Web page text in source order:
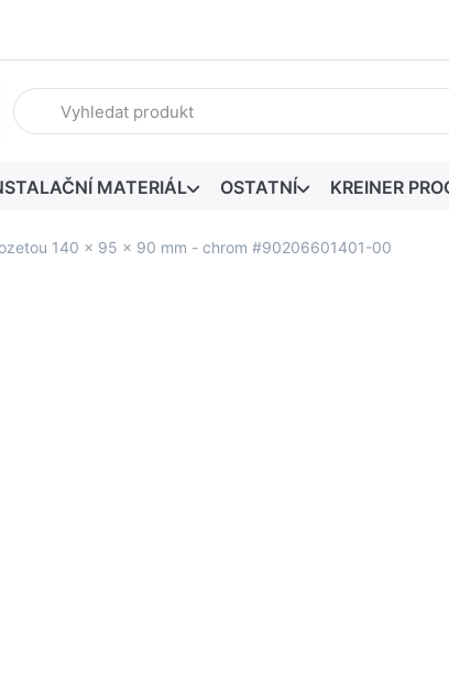
Zadejte hledaný výraz. První výsledky se zobrazí
MATERIÁL OSTATNÍ KREINER
140 x 95 x 90 mm - chrom #90206601401-00